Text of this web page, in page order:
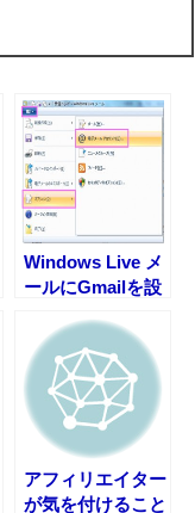
Windows Live メ
ールにGmailを設
アフィリエイター
が気を付けること